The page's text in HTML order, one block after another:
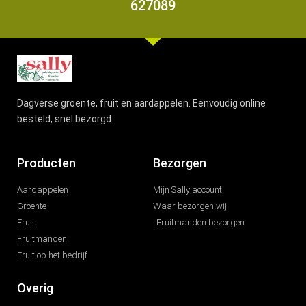
627089
Dagverse groente, fruit en aardappelen. Eenvoudig online
besteld, snel bezorgd.
Producten
Aardappelen
Groente
Fruit
Fruitmanden
Fruit op het bedrijf
Bezorgen
Mijn Sally account
Waar bezorgen wij
Fruitmanden bezorgen
Overig